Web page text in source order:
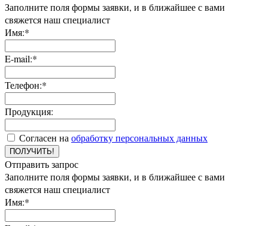
Заполните поля формы заявки, и в ближайшее с вами
свяжется наш специалист
Имя:*
E-mail:*
Телефон:*
Продукция:
Согласен на обработку персональных данных
ПОЛУЧИТЬ!
Отправить запрос
Заполните поля формы заявки, и в ближайшее с вами
свяжется наш специалист
Имя:*